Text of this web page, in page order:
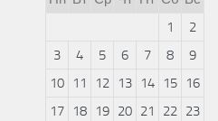
1
2
3
4 5 6 7 8
9
10
11 12 13 14 15
16
17
18 19 20 21 22 23